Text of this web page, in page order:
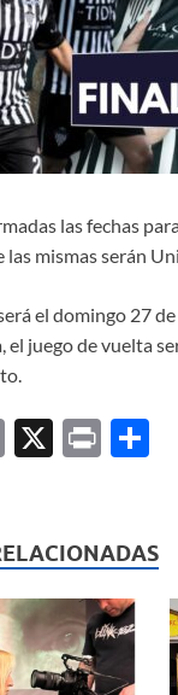
las fechas
mismas serán
el domingo 27
el juego de vuelta
E X P C
p
ti